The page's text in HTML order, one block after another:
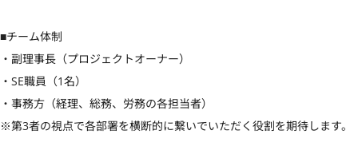
■チーム体制
・副理事長（プロジェクトオーナー）
・SE職員（1名）
・事務方（経理、総務、労務の各担当者）
※第3者の視点で各部署を横断的に繋いでいただく役割を期待します。